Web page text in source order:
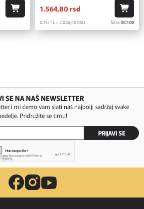
1.564,80 rsd
0.75/1 L = 2.086,40RSD Šifra:BC100
SE NA NAŠ NEWSLETTER
i mi ćemo vam slati naš najbolji sadržaj svake
Pridružite se timu!
PRIJAVI SE